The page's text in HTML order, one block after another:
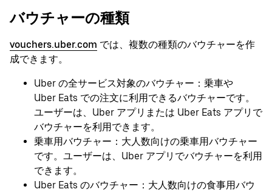
バウチャーの種類
vouchers.uber.com では、複数の種類のバウチャーを作
成できます。
Uber の全サービス対象のバウチャー：乗車や
Uber Eats での注文に利用できるバウチャーです。
ユーザーは、Uber アプリまたは Uber Eats アプリで
バウチャーを利用できます。
乗車用バウチャー：大人数向けの乗車用バウチャー
です。ユーザーは、Uber アプリでバウチャーを利用
できます。
Uber Eats のバウチャー：大人数向けの食事用バウ